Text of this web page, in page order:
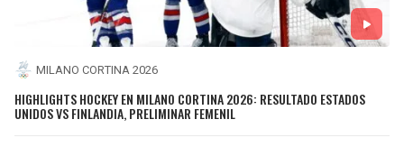
MILANO CORTINA 2026
HIGHLIGHTS HOCKEY EN MILANO CORTINA 2026: RESULTADO ESTADOS
UNIDOS VS FINLANDIA, PRELIMINAR FEMENIL